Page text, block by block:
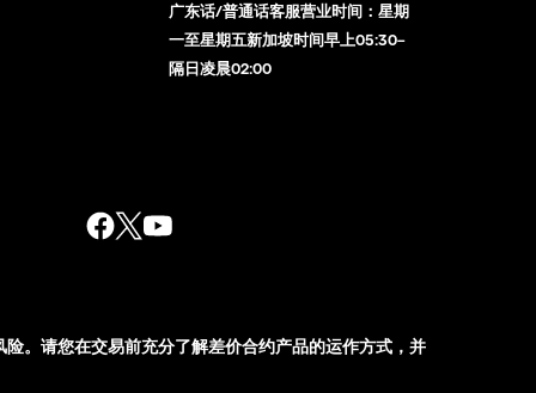
广东话/普通话客服营业时间：星期
一至星期五新加坡时间早上05:30–
隔日凌晨02:00
。请您在交易前充分了解差价合约产品的运作方式，并